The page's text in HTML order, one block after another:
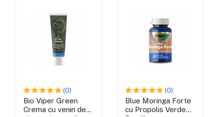
(0)
Bio Viper Green
Crema cu venin de
(0)
Blue Moringa Forte
cu Propolis Verde